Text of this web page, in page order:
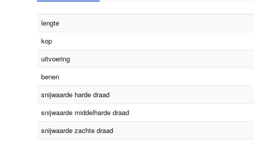
lengte
kop
uitvoering
benen
snijwaarde harde draad
snijwaarde middelharde draad
snijwaarde zachte draad